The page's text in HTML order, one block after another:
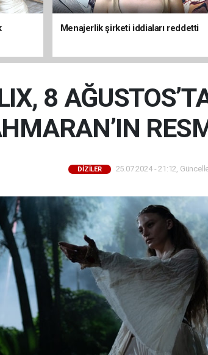
Menajerlik şirketi iddiaları reddetti
8
DİZİLER 25.07.2024 - 21:12,